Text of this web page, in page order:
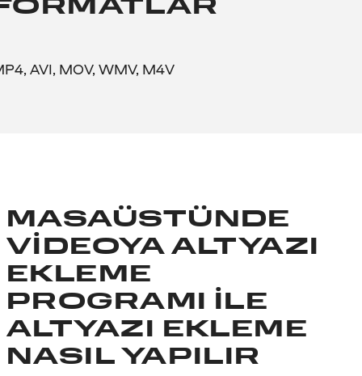
AVI, MOV, WMV, M4V
MASAÜSTÜNDE
VIDEOYA ALTYAZI
EKLEME
PROGRAMI ILE
ALTYAZI EKLEME
NASIL YAPILIR